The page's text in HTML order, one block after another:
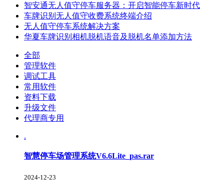
智安通无人值守停车服务器：开启智能停车新时代
车牌识别无人值守收费系统终端介绍
无人值守停车系统解决方案
华夏车牌识别相机脱机语音及脱机名单添加方法
全部
管理软件
调试工具
常用软件
资料下载
升级文件
代理商专用
.
智慧停车场管理系统V6.6Lite_pas.rar
2024-12-23